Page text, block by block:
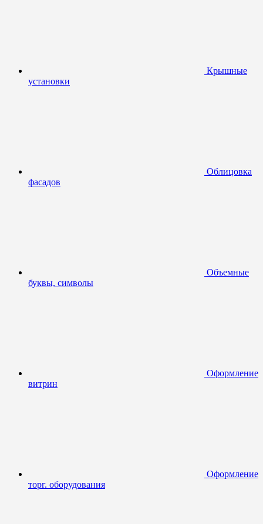
Крышные
установки
Облицовка
фасадов
Объемные
буквы, символы
Оформление
витрин
Оформление
торг. оборудования